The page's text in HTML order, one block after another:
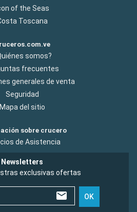
of the Seas
Toscana
somos?
frecuentes
generales de venta
Seguridad
Mapa del sitio
sobre crucero
de Asistencia
Newsletters
exclusivas ofertas
OK